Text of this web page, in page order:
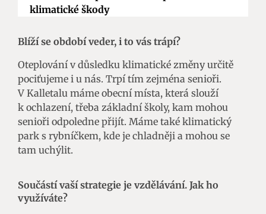
klimatické škody
Blíží se období veder, i to vás trápí?
Oteplování v důsledku klimatické změny určitě
pociťujeme i u nás. Trpí tím zejména senioři.
V Kalletalu máme obecní místa, která slouží
k ochlazení, třeba základní školy, kam mohou
senioři odpoledne přijít. Máme také klimatický
park s rybníčkem, kde je chladněji a mohou se
tam uchýlit.
Součástí vaší strategie je vzdělávání. Jak ho
využíváte?